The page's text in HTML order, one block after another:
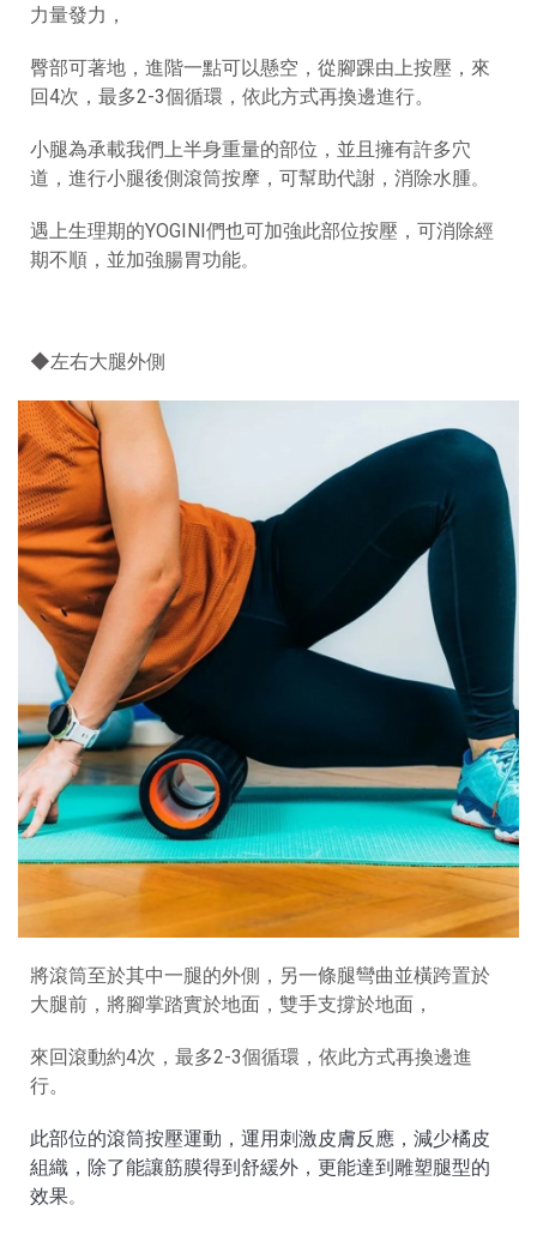
力量發力，
臀部可著地，進階一點可以懸空，從腳踝由上按壓，來
回4次，最多2-3個循環，依此方式再換邊進行。
小腿為承載我們上半身重量的部位，並且擁有許多穴
道，進行小腿後側滾筒按摩，可幫助代謝，消除水腫。
遇上生理期的YOGINI們也可加強此部位按壓，可消除經
期不順，並加強腸胃功能。
◆左右大腿外側
將滾筒至於其中一腿的外側，另一條腿彎曲並橫跨置於
大腿前，將腳掌踏實於地面，雙手支撐於地面，
來回滾動約4次，最多2-3個循環，依此方式再換邊進
行。
此部位的滾筒按壓運動，運用刺激皮膚反應，減少橘皮
組織，除了能讓筋膜得到舒緩外，更能達到雕塑腿型的
效果。